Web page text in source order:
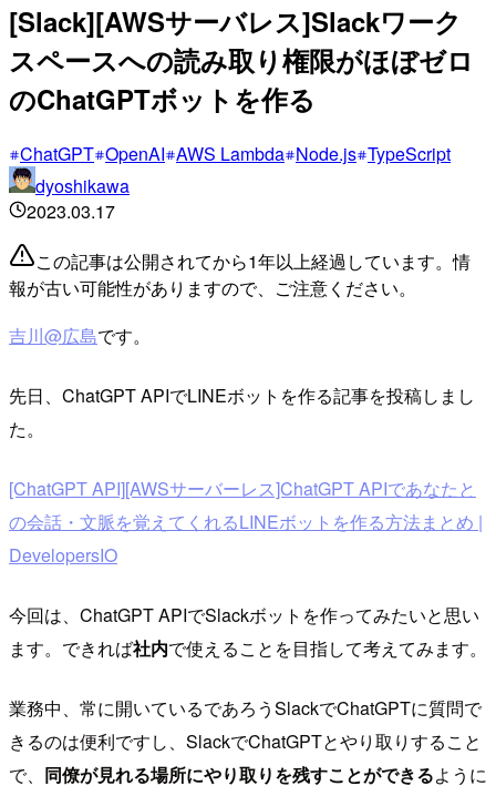
[Slack][AWSサーバレス]Slackワーク
スペースへの読み取り権限がほぼゼロ
のChatGPTボットを作る
ChatGPT OpenAI AWS Lambda Node.js TypeScript
dyoshikawa
2023.03.17
この記事は公開されてから1年以上経過しています。情
報が古い可能性がありますので、ご注意ください。
吉川@広島です。
先日、ChatGPT APIでLINEボットを作る記事を投稿しまし
た。
[ChatGPT API][AWSサーバーレス]ChatGPT APIであなたと
の会話・文脈を覚えてくれるLINEボットを作る方法まとめ |
DevelopersIO
今回は、ChatGPT APIでSlackボットを作ってみたいと思い
ます。できれば社内で使えることを目指して考えてみます。
業務中、常に開いているであろうSlackでChatGPTに質問で
きるのは便利ですし、SlackでChatGPTとやり取りすること
で、 同僚が見れる場所にやり取りを残すことができるように